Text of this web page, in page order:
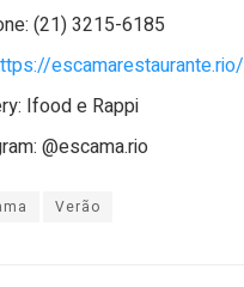
(21) 3215-6185
escamarestaurante.rio/
Ifood e Rappi
@escama.rio
Verão